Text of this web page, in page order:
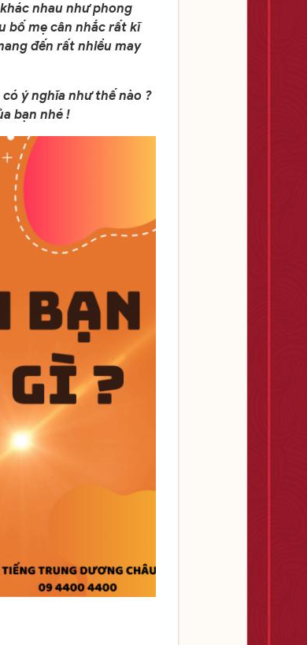
nhau như phong
bố mẹ cân nhắc rất kĩ
đến rất nhiều may
ý nghĩa như thế nào ?
bạn nhé !